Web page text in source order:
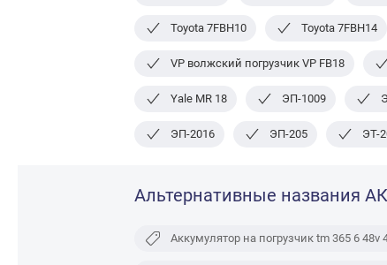
Toyota 7FBH10 Toyota 7FBH14
VP волжский погрузчик VP FB18
Yale MR 18 ЭП-1009
ЭП-2016 ЭП-205 ЭТ-
Альтернативные названия
Аккумулятор на погрузчик tm 365 6 48v